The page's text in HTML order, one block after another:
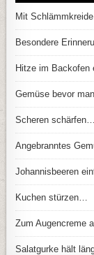
Mit
Besondere
Hitze im
Gemüse bevor
Scheren schärfen…
Angebranntes
Johannisbeeren
Kuchen stürzen…
Zum Augencreme
Salatgurke hält